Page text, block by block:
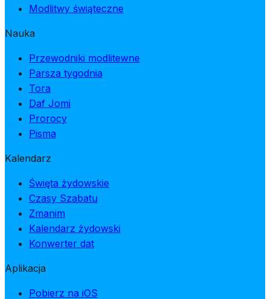
Modlitwy świąteczne
Nauka
Przewodniki modlitewne
Parsza tygodnia
Tora
Daf Jomi
Prorocy
Pisma
Kalendarz
Święta żydowskie
Czasy Szabatu
Zmanim
Kalendarz żydowski
Konwerter dat
Aplikacja
Pobierz na iOS